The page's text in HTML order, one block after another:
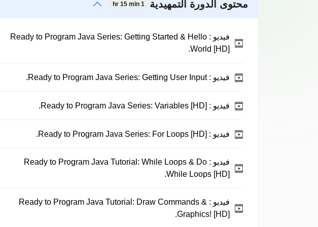
محتوى الدورة التمهيدية 1 hr 15 min
فيديو : Ready to Program Java Series: Getting Started & Hello
World [HD].
فيديو : Ready to Program Java Series: Getting User Input.
فيديو :
فيديو :
فيديو : Ready to Program Java Tutorial: While Loops & Do
While Loops [HD].
فيديو : Ready to Program Java Tutorial: Draw Commands &
Graphics! [HD].